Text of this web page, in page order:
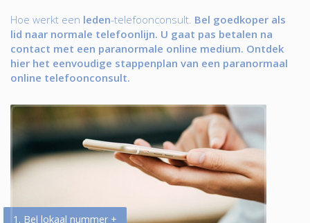
Hoe werkt een leden-telefoonconsult. Bel goedkoper als
lid naar normale telefoonlijn. U gaat pas betalen na
contact met een paranormale online medium. Ontdek
hier het eenvoudige stappenplan van een paranormaal
online telefoonconsult.
1. Bel lokaal nummer +